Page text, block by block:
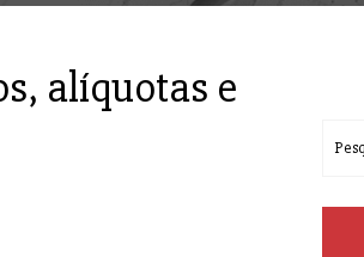
alíquotas e